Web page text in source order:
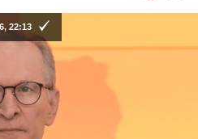
22:13